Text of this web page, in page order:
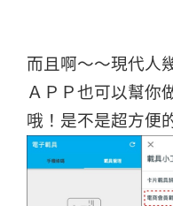
而且啊～～現代人
ＡＰＰ也可以幫你
哦！是不是超方便